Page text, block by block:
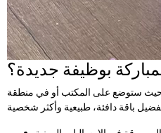
بوظيفة جديدة؟
حيث ستوضع على المكتب أو في منطقة